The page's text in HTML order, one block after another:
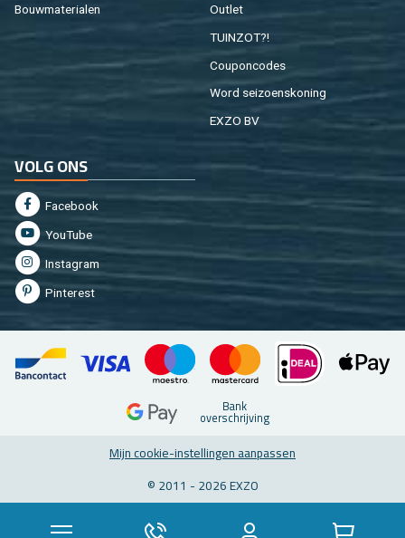
Bouw­ma­te­ri­a­len
Out­let
TUIN­ZOT?!
Cou­pon­co­des
Word sei­zoens­ko­ning
EXZO BV
VOLG ONS
Fa­cebook
You­Tu­be
In­st­agram
Pin­te­rest
Bank
over­schrij­ving
Mijn coo­kie-in­stel­lin­gen aan­pas­sen
© 2011 - 2026 EXZO